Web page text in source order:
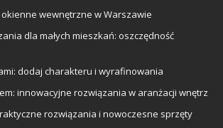
wewnętrzne w Warszawie
dla małych mieszkań: oszczędność
dodaj charakteru i wyrafinowania
innowacyjne rozwiązania w aranżacji wnętrz
rozwiązania i nowoczesne sprzęty